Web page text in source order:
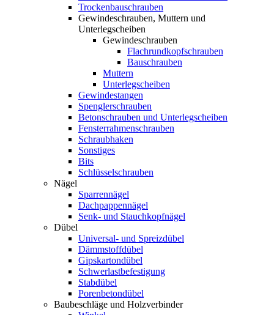
Trockenbauschrauben
Gewindeschrauben, Muttern und
Unterlegscheiben
Gewindeschrauben
Flachrundkopfschrauben
Bauschrauben
Muttern
Unterlegscheiben
Gewindestangen
Spenglerschrauben
Betonschrauben und Unterlegscheiben
Fensterrahmenschrauben
Schraubhaken
Sonstiges
Bits
Schlüsselschrauben
Nägel
Sparrennägel
Dachpappennägel
Senk- und Stauchkopfnägel
Dübel
Universal- und Spreizdübel
Dämmstoffdübel
Gipskartondübel
Schwerlastbefestigung
Stabdübel
Porenbetondübel
Baubeschläge und Holzverbinder